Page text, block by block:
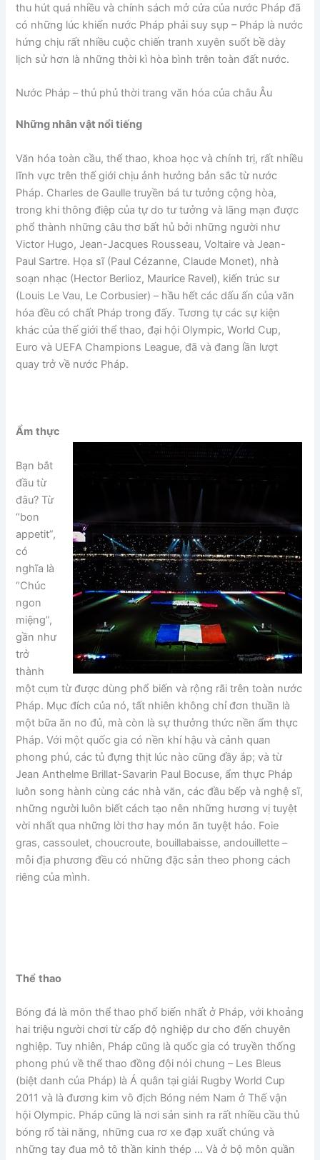
thu hút quá nhiều và chính sách mở cửa của nước Pháp đã
có những lúc khiến nước Pháp phải suy sụp – Pháp là nước
hứng chịu rất nhiều cuộc chiến tranh xuyên suốt bề dày
lịch sử hơn là những thời kì hòa bình trên toàn đất nước.
Nước Pháp – thủ phủ thời trang văn hóa của châu Âu
Những nhân vật nổi tiếng
Văn hóa toàn cầu, thể thao, khoa học và chính trị, rất nhiều
lĩnh vực trên thế giới chịu ảnh hưởng bản sắc từ nước
Pháp. Charles de Gaulle truyền bá tư tưởng cộng hòa,
trong khi thông điệp của tự do tư tưởng và lãng mạn được
phổ thành những câu thơ bất hủ bởi những người như
Victor Hugo, Jean-Jacques Rousseau, Voltaire và Jean-
Paul Sartre. Họa sĩ (Paul Cézanne, Claude Monet), nhà
soạn nhạc (Hector Berlioz, Maurice Ravel), kiến ​​trúc sư
(Louis Le Vau, Le Corbusier) – hầu hết các dấu ấn của văn
hóa đều có chất Pháp trong đấy. Tương tự các sự kiện
khác của thế giới thể thao, đại hội Olympic, World Cup,
Euro và UEFA Champions League, đã và đang lần lượt
quay trở về nước Pháp.
Ẩm thực
Bạn bắt
đầu từ
đâu? Từ
“bon
appetit”,
có
nghĩa là
“Chúc
ngon
miệng”,
gần như
trở
thành
một cụm từ được dùng phổ biến và rộng rãi trên toàn nước
Pháp. Mục đích của nó, tất nhiên không chỉ đơn thuần là
một bữa ăn no đủ, mà còn là sự thưởng thức nền ẩm thực
Pháp. Với một quốc gia có nền khí hậu và cảnh quan
phong phú, các tủ đựng thịt lúc nào cũng đầy ắp; và từ
Jean Anthelme Brillat-Savarin Paul Bocuse, ẩm thực Pháp
luôn song hành cùng các nhà văn, các đầu bếp và nghệ sĩ,
những người luôn biết cách tạo nên những hương vị tuyệt
vời nhất qua những lời thơ hay món ăn tuyệt hảo. Foie
gras, cassoulet, choucroute, bouillabaisse, andouillette –
mỗi địa phương đều có những đặc sản theo phong cách
riêng của mình.
Thể thao
Bóng đá là môn thể thao phổ biến nhất ở Pháp, với khoảng
hai triệu người chơi từ cấp độ nghiệp dư cho đến chuyên
nghiệp. Tuy nhiên, Pháp cũng là quốc gia có truyền thống
phong phú về thể thao đồng đội nói chung – Les Bleus
(biệt danh của Pháp) là Á quân tại giải Rugby World Cup
2011 và là đương kim vô địch Bóng ném Nam ở Thế vận
hội Olympic. Pháp cũng là nơi sản sinh ra rất nhiều cầu thủ
bóng rổ tài năng, những cua rơ xe đạp xuất chúng và
những tay đua mô tô thần kinh thép … Và ở bộ môn quần